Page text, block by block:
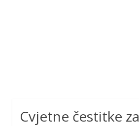
Cvjetne čestitke za